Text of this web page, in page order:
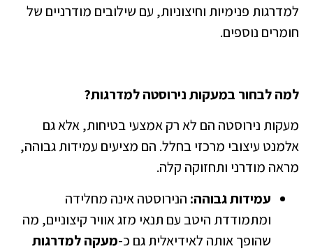
פנימיות וחיצוניות, עם שילובים מודרניים של
נוספים.
לבחור במעקות נירוסטה למדרגות?
נירוסטה הם לא רק אמצעי בטיחות, אלא גם
עיצובי מרכזי בחלל. הם מציעים עמידות גבוהה,
מודרני ותחזוקה קלה.
עמידות גבוהה:הנירוסטה אינה מחלידה
ומתמודדת היטב עם תנאי מזג אוויר קיצוניים, מה
שהופך אותה לאידיאלית גם כ-מעקה למדרגות